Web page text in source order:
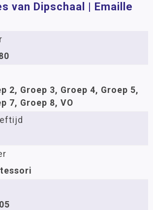
van Dipschaal | Emaille
2, Groep 3, Groep 4, Groep 5,
7, Groep 8, VO